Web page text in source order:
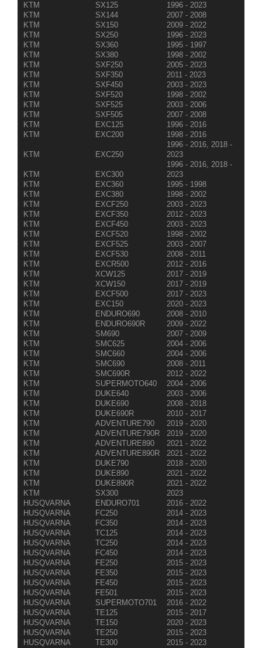
KTM
SX125
1996 - 2023
KTM
SX144
2007 - 2008
KTM
SX150
2009 - 2022
KTM
SX250
1996 - 2023
KTM
SX360
1995 - 1997
KTM
SX380
1998 - 2002
KTM
SXF250
2005 - 2023
KTM
SXF350
2011 - 2023
KTM
SXF450
2003 - 2023
KTM
SXF520
1998 - 2002
KTM
SXF525
2003 - 2006
KTM
SXF505
2007 - 2008
KTM
EXC125
1996 - 2016
KTM
EXC200 1998 - 2016
KTM EXC250
1996 - 2016, 2018 -
2023
KTM EXC300
1996 - 2016, 2018 -
2023
KTM
EXC360
1995 - 1998
KTM
EXC380
1998 - 2002
KTM
EXCF250
2003 - 2023
KTM
EXCF350
2012 - 2023
KTM
EXCF450
2003 - 2023
KTM
EXCF520
1998 - 2002
KTM
EXCF525
2003 - 2007
KTM
EXCF530
2008 - 2011
KTM
EXCR500
2012 - 2016
KTM
XCW125
2017 - 2019
KTM
XCW150
2017 - 2019
KTM
EXCF500
2017 - 2023
KTM
EXC150
2020 - 2023
KTM
ENDURO690
2008 - 2010
KTM
ENDURO690R
2009 - 2022
KTM
SM690
2007 - 2009
KTM
SMC625
2004 - 2006
KTM
SMC660
2004 - 2006
KTM
SMC690
2008 - 2011
KTM
SMC690R
2012 - 2022
KTM
SUPERMOTO640
2004 - 2006
KTM
DUKE640
2003 - 2006
KTM
DUKE690
2008 - 2018
KTM
DUKE690R
2010 - 2017
KTM
ADVENTURE790
2019 - 2020
KTM
ADVENTURE790R
2019 - 2020
KTM
ADVENTURE890
2021 - 2022
KTM
ADVENTURE890R
2021 - 2022
KTM
DUKE790
2018 - 2020
KTM
DUKE890
2021 - 2022
KTM
DUKE890R
2021 - 2022
KTM
SX300
2023
HUSQVARNA
ENDURO701
2016 - 2022
HUSQVARNA
FC250
2014 - 2023
HUSQVARNA
FC350
2014 - 2023
HUSQVARNA
TC125
2014 - 2023
HUSQVARNA
TC250
2014 - 2023
HUSQVARNA
FC450
2014 - 2023
HUSQVARNA
FE250
2015 - 2023
HUSQVARNA
FE350
2015 - 2023
HUSQVARNA
FE450
2015 - 2023
HUSQVARNA
FE501
2015 - 2023
HUSQVARNA
SUPERMOTO701
2016 - 2022
HUSQVARNA
TE125
2015 - 2017
HUSQVARNA
TE150
2020 - 2023
HUSQVARNA
TE250
2015 - 2023
HUSQVARNA
TE300 2015 - 2023